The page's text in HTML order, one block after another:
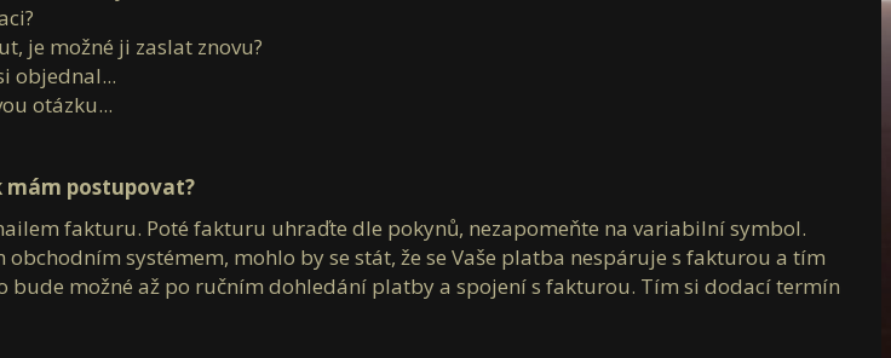
je možné ji zaslat znovu?
objednal...
otázku...
mám postupovat?
fakturu. Poté fakturu uhraďte dle pokynů, nezapomeňte na variabilní symbol.
obchodním systémem, mohlo by se stát, že se Vaše platba nespáruje s fakturou a tím
bude možné až po ručním dohledání platby a spojení s fakturou. Tím si dodací termín